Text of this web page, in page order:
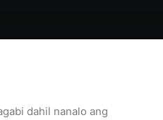
dahil nanalo ang